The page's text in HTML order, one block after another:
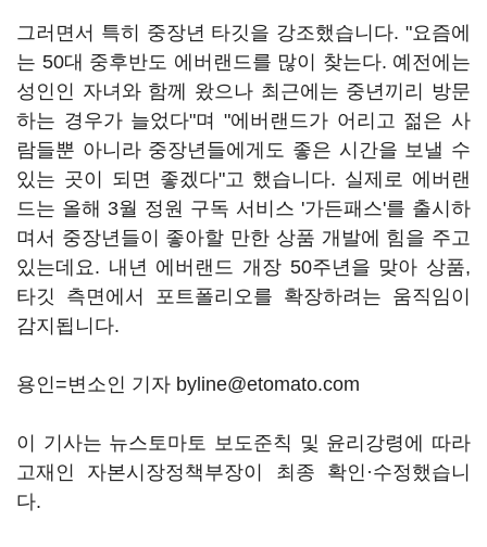
그러면서 특히 중장년 타깃을 강조했습니다. "요즘에
는 50대 중후반도 에버랜드를 많이 찾는다. 예전에는
성인인 자녀와 함께 왔으나 최근에는 중년끼리 방문
하는 경우가 늘었다"며 "에버랜드가 어리고 젊은 사
람들뿐 아니라 중장년들에게도 좋은 시간을 보낼 수
있는 곳이 되면 좋겠다"고 했습니다. 실제로 에버랜
드는 올해 3월 정원 구독 서비스 '가든패스'를 출시하
며서 중장년들이 좋아할 만한 상품 개발에 힘을 주고
있는데요. 내년 에버랜드 개장 50주년을 맞아 상품,
타깃 측면에서 포트폴리오를 확장하려는 움직임이
감지됩니다.
용인=변소인 기자 byline@etomato.com
이 기사는 뉴스토마토 보도준칙 및 윤리강령에 따라
고재인 자본시장정책부장이 최종 확인·수정했습니
다.